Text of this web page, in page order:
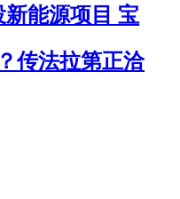
能源项目 宝
传法拉第正洽